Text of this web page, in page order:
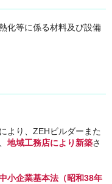
化等に係る材料及び設備
より、ZEHビルダーまた
地域工務店により新築さ
小企業基本法（昭和38年